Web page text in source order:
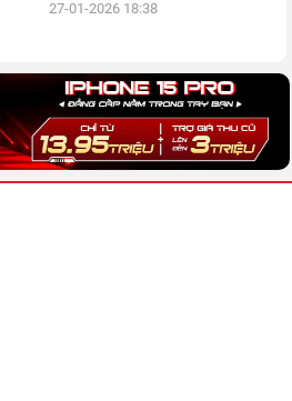
lý, mua ngay!
27-01-2026 18:38